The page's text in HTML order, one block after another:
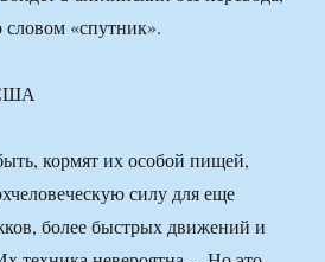
словом «спутник».
кормят их особой пищей,
силу для еще
более быстрых движений и